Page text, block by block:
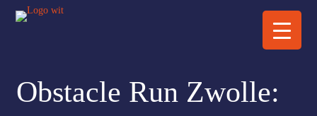
Obstacle Run Zwolle: